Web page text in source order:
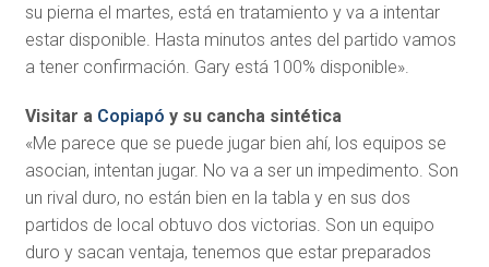
su pierna el martes, está en tratamiento y va a intentar
estar disponible. Hasta minutos antes del partido vamos
a tener confirmación. Gary está 100% disponible».
Visitar a Copiapó y su cancha sintética
«Me parece que se puede jugar bien ahí, los equipos se
asocian, intentan jugar. No va a ser un impedimento. Son
un rival duro, no están bien en la tabla y en sus dos
partidos de local obtuvo dos victorias. Son un equipo
duro y sacan ventaja, tenemos que estar preparados